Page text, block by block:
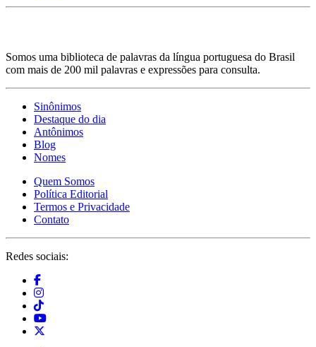
Somos uma biblioteca de palavras da língua portuguesa do Brasil
com mais de 200 mil palavras e expressões para consulta.
Sinônimos
Destaque do dia
Antônimos
Blog
Nomes
Quem Somos
Política Editorial
Termos e Privacidade
Contato
Redes sociais: